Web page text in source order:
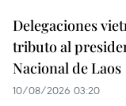
Delegaciones
tributo al
Nacional de Laos
10/08/2026 03:20